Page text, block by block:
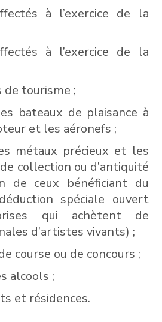
à l’exercice de la
à l’exercice de la
de tourisme ;
bateaux de plaisance à
et les aéronefs ;
métaux précieux et les
collection ou d’antiquité
de ceux bénéficiant du
spéciale ouvert
qui achètent de
d’artistes vivants) ;
course ou de concours ;
alcools ;
et résidences.